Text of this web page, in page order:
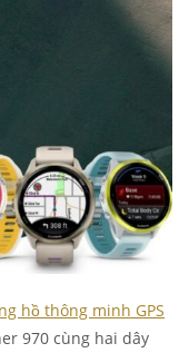
hồ thông minh GPS
970 cùng hai dây